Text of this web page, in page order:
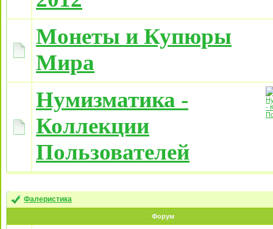
Монеты и Купюры
Мира
Нумизматика -
Коллекции
Пользователей
Фалеристика
Форум